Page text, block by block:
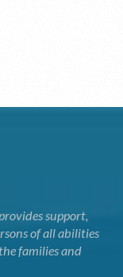
support,
of all abilities
families and